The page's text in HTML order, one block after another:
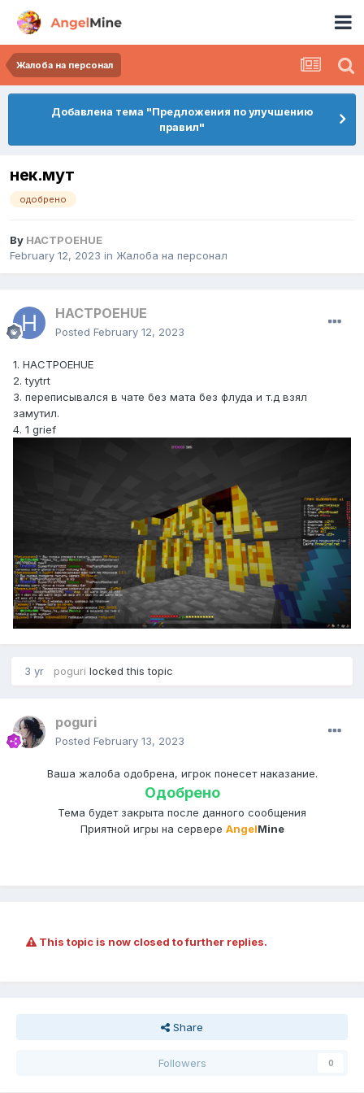
Жалоба на персонал
Добавлена тема "Предложения по улучшению
правил"
нек.мут
одобрено
By HACTPOEHUE
February 12, 2023 in Жалоба на персонал
HACTPOEHUE
Posted February 12, 2023
1. HACTPOEHUE
2. tyytrt
3. переписывался в чате без мата без флуда и т.д взял
замутил.
4. 1 grief
3 yr poguri locked this topic
poguri
Posted February 13, 2023
Ваша жалоба одобрена, игрок понесет наказание.
Одобрено
Тема будет закрыта после данного сообщения
Приятной игры на сервере AngelMine
This topic is now closed to further replies.
Share
Followers 0